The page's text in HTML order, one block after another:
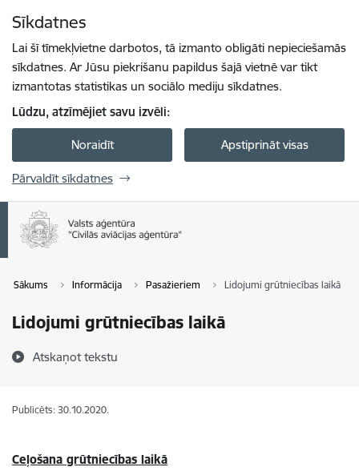
Sīkdatnes
Lai šī tīmekļvietne darbotos, tā izmanto obligāti nepieciešamās
sīkdatnes. Ar Jūsu piekrišanu papildus šajā vietnē var tikt
izmantotas statistikas un sociālo mediju sīkdatnes.
Lūdzu, atzīmējiet savu izvēli:
Noraidīt Apstiprināt visas
Pārvaldīt sīkdatnes
Sākums Informācija Pasažieriem Lidojumi grūtniecības laikā
Lidojumi grūtniecības laikā
Atskaņot tekstu
Publicēts: 30.10.2020.
Ceļošana grūtniecības laikā